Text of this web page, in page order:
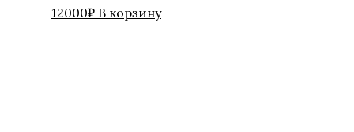
12000₽ В корзину